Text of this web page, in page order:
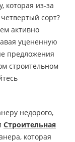
которая из-за
сорт?
активно
уцененную
предложения
строительном
недорого,
Строительная
которая